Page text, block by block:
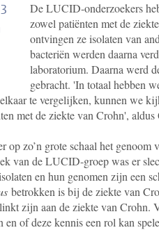
De LUCID-onderzoekers
zowel patiënten met de
ontvingen ze isolaten van
bacteriën werden daarna
laboratorium. Daarna werd
gebracht. 'In totaal hebben
te vergelijken, kunnen we
met de ziekte van Crohn',
op zo’n grote schaal het genoom
van de LUCID-groep was er
en hun genomen zijn een
betrokken is bij de ziekte van
zijn aan de ziekte van Crohn.
en of deze kennis een rol kan